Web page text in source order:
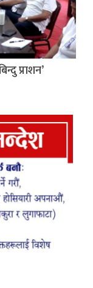
प्राशन’